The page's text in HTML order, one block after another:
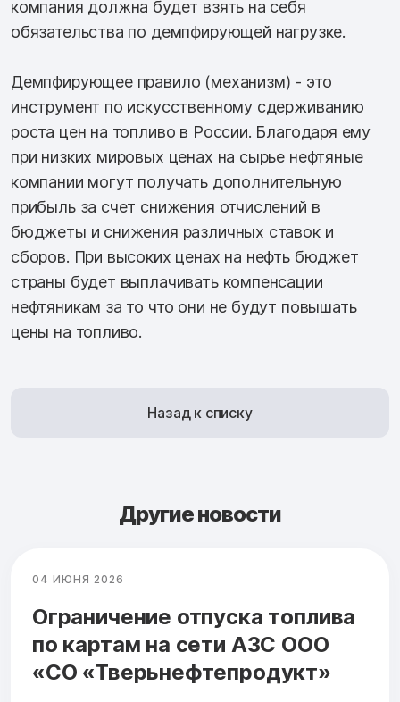
компания должна будет взять на себя
обязательства по демпфирующей нагрузке.
Демпфирующее правило (механизм) - это
инструмент по искусственному сдерживанию
роста цен на топливо в России. Благодаря ему
при низких мировых ценах на сырье нефтяные
компании могут получать дополнительную
прибыль за счет снижения отчислений в
бюджеты и снижения различных ставок и
сборов. При высоких ценах на нефть бюджет
страны будет выплачивать компенсации
нефтяникам за то что они не будут повышать
цены на топливо.
Назад к списку
Другие новости
04 ИЮНЯ 2026
Ограничение отпуска топлива
по картам на сети АЗС ООО
«СО «Тверьнефтепродукт»